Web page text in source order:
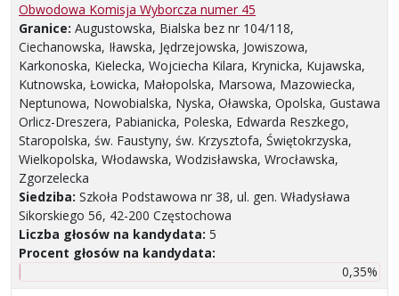
Obwodowa Komisja Wyborcza numer 45
Granice: Augustowska, Bialska bez nr 104/118,
Ciechanowska, Iławska, Jędrzejowska, Jowiszowa,
Karkonoska, Kielecka, Wojciecha Kilara, Krynicka, Kujawska,
Kutnowska, Łowicka, Małopolska, Marsowa, Mazowiecka,
Neptunowa, Nowobialska, Nyska, Oławska, Opolska, Gustawa
Orlicz-Dreszera, Pabianicka, Poleska, Edwarda Reszkego,
Staropolska, św. Faustyny, św. Krzysztofa, Świętokrzyska,
Wielkopolska, Włodawska, Wodzisławska, Wrocławska,
Zgorzelecka
Siedziba: Szkoła Podstawowa nr 38, ul. gen. Władysława
Sikorskiego 56, 42-200 Częstochowa
Liczba głosów na kandydata: 5
Procent głosów na kandydata:
0,35%